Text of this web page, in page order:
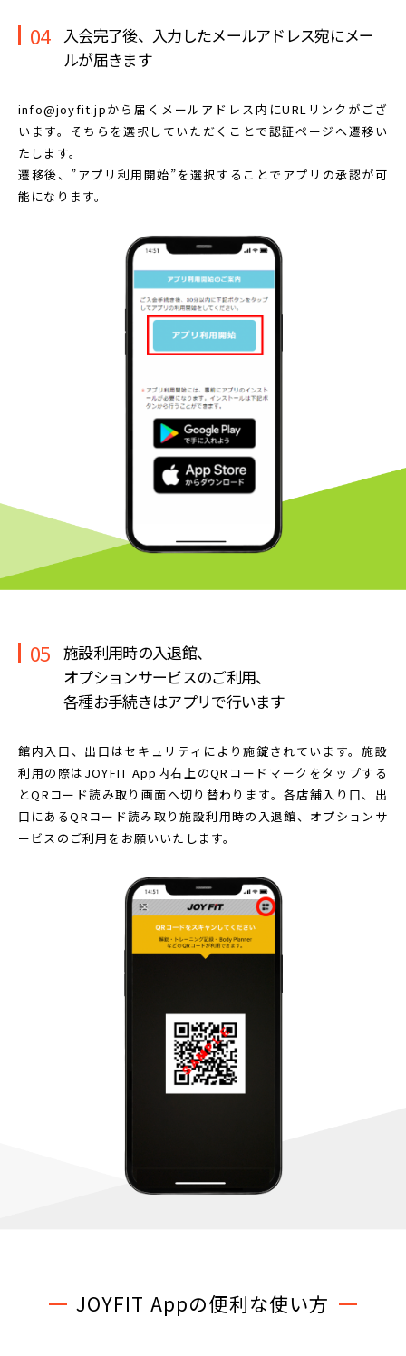
04 入会完了後、入力したメールアドレス宛にメー
ルが届きます
info@joyfit.jpから届くメールアドレス内にURLリンクがござ
います。 そちらを選択していただくことで認証ページへ遷移い
たします。
遷移後、”アプリ利用開始”を選択することで アプリの承認が可
能になります。
05 施設利用時の入退館、
オプションサービスのご利用、
各種お手続きはアプリで行います
館内入口、出口はセキュリティにより施錠されています。施設
利用の際はJOYFIT App内右上のQRコードマークをタップする
とQRコード読み取り画面へ切り替わります。各店舗入り口、出
口にあるQRコード読み取り施設利用時の入退館、オプションサ
ービスのご利用をお願いいたします。
JOYFIT Appの便利な使い方